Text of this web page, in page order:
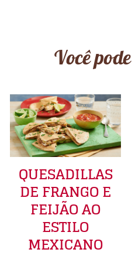
Você pode
QUESADILLAS
DE FRANGO E
FEIJÃO AO
ESTILO
MEXICANO